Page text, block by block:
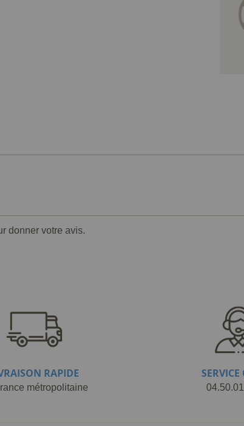
donner votre avis.
RAPIDE
métropolitaine
SERVICE